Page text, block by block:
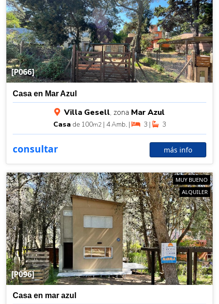
[P066]
Casa en Mar Azul
Villa Gesell, zona Mar Azul
Casa de 100m2 | 4 Amb. | 3 | 3
consultar más info
[P096]
MUY BUENO
ALQUILER
Casa en mar azul